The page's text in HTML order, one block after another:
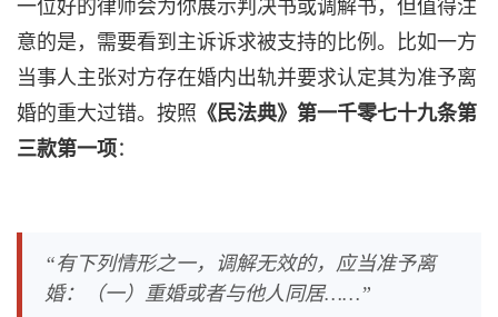
一位好的律师会为你展示判决书或调解书，但值得注
意的是，需要看到主诉诉求被支持的比例。比如一方
当事人主张对方存在婚内出轨并要求认定其为准予离
婚的重大过错。按照 《民法典》第一千零七十九条第
三款第一项：
“有下列情形之一，调解无效的，应当准予离
婚：（一）重婚或者与他人同居……”